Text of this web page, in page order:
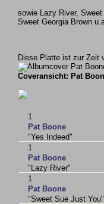
sowie Lazy River,
Sweet Georgia Brown
Diese Platte ist zur Zeit
Coveransicht: Pat
1
Pat Boone
"Yes Indeed"
1
Pat Boone
"Lazy River"
1
Pat Boone
"Sweet Sue Just You"